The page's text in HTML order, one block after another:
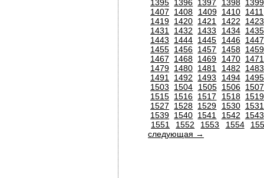
1395 1396 1397 1398 1399
1407
1408 1409 1410 1411
1419 1420 1421 1422
1423
1431
1432 1433 1434 1435
1443
1444 1445 1446 1447
1455 1456 1457 1458 1459
1467
1468 1469 1470 1471
1479 1480 1481 1482
1483
1491
1492 1493 1494 1495
1503
1504 1505 1506 1507
1515 1516 1517 1518 1519
1527
1528 1529 1530 1531
1539 1540 1541 1542
1543
1551
1552 1553 1554
следующая →